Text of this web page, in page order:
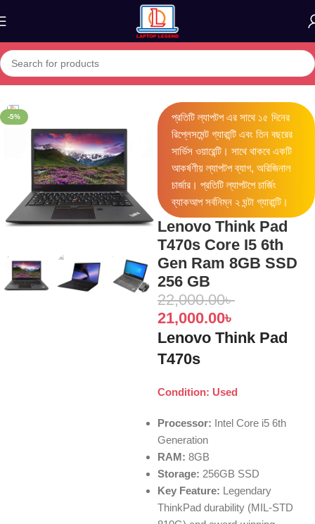
Home Lenovo
-5%
প্রতিটি ল্যাপটপ এর সাথে ১৫ দিনের
রিপ্লেসমেন্ট গ্যারান্টি এবং তিন বছরের
সার্ভিস ওয়ারেন্টি। সাথে থাকবে একটি
আকর্ষণীয় ল্যাপটপ ব্যাগ, অরিজিনাল
চার্জার। প্রতিটি ল্যাপটপে চার্জিং
ব্যাকআপ সর্বনিম্ন ২ ঘন্টা গ্যারান্টি।
Lenovo Think Pad
T470s Core I5 6th
Gen Ram 8GB SSD
256 GB
22,000.00৳
21,000.00৳
Lenovo Think Pad
T470s
Condition: Used
Processor: Intel Core i5 6th
Generation
RAM: 8GB
Storage: 256GB SSD
Key Feature: Legendary
ThinkPad durability (MIL-STD